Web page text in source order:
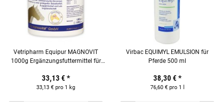
Vetripharm Equipur MAGNOVIT
1000g Ergänzungsfuttermittel für
33,13 € *
33,13 € pro 1 kg
Virbac EQUIMYL EMULSION für
Pferde 500 ml
38,30 € *
76,60 € pro 1 l